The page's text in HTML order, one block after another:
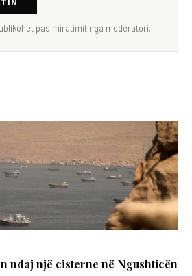
pas miratimit nga moderatori.
ndaj një cisterne në Ngushticën